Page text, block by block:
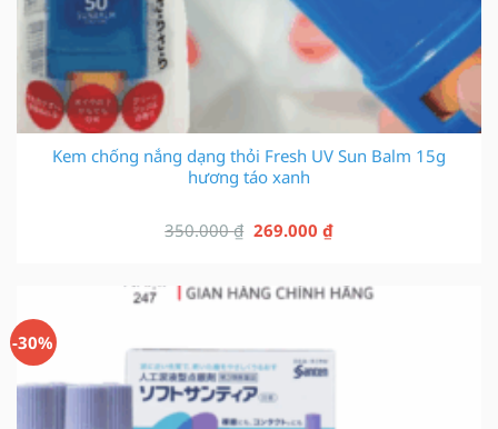
Kem chống nắng dạng thỏi Fresh UV Sun Balm 15g
hương táo xanh
350.000₫ Giá
là:
269.000 ₫Giá
tại
-30%